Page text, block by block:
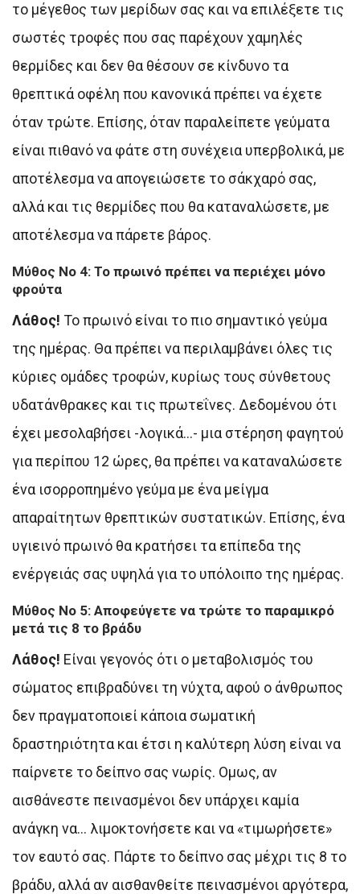
το μέγεθος των μερίδων σας και να επιλέξετε τις
σωστές τροφές που σας παρέχουν χαμηλές
θερμίδες και δεν θα θέσουν σε κίνδυνο τα
θρεπτικά οφέλη που κανονικά πρέπει να έχετε
όταν τρώτε. Επίσης, όταν παραλείπετε γεύματα
είναι πιθανό να φάτε στη συνέχεια υπερβολικά, με
αποτέλεσμα να απογειώσετε το σάκχαρό σας,
αλλά και τις θερμίδες που θα καταναλώσετε, με
αποτέλεσμα να πάρετε βάρος.
Μύθος Νο 4: To πρωινό πρέπει να περιέχει μόνο
φρούτα
Λάθος! Το πρωινό είναι το πιο σημαντικό γεύμα
της ημέρας. Θα πρέπει να περιλαμβάνει όλες τις
κύριες ομάδες τροφών, κυρίως τους σύνθετους
υδατάνθρακες και τις πρωτεΐνες. Δεδομένου ότι
έχει μεσολαβήσει -λογικά…- μια στέρηση φαγητού
για περίπου 12 ώρες, θα πρέπει να καταναλώσετε
ένα ισορροπημένο γεύμα με ένα μείγμα
απαραίτητων θρεπτικών συστατικών. Επίσης, ένα
υγιεινό πρωινό θα κρατήσει τα επίπεδα της
ενέργειάς σας υψηλά για το υπόλοιπο της ημέρας.
Μύθος Νο 5: Aποφεύγετε να τρώτε το παραμικρό
μετά τις 8 το βράδυ
Λάθος! Είναι γεγονός ότι ο μεταβολισμός του
σώματος επιβραδύνει τη νύχτα, αφού ο άνθρωπος
δεν πραγματοποιεί κάποια σωματική
δραστηριότητα και έτσι η καλύτερη λύση είναι να
παίρνετε το δείπνο σας νωρίς. Ομως, αν
αισθάνεστε πεινασμένοι δεν υπάρχει καμία
ανάγκη να… λιμοκτονήσετε και να «τιμωρήσετε»
τον εαυτό σας. Πάρτε το δείπνο σας μέχρι τις 8 το
βράδυ, αλλά αν αισθανθείτε πεινασμένοι αργότερα,